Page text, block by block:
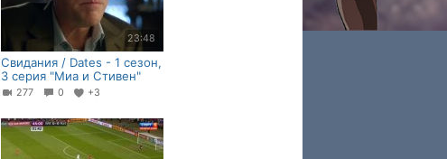
23:48
Свидания / Dates - 1 сезон,
3 серия "Миа и Стивен"
277 0 +3